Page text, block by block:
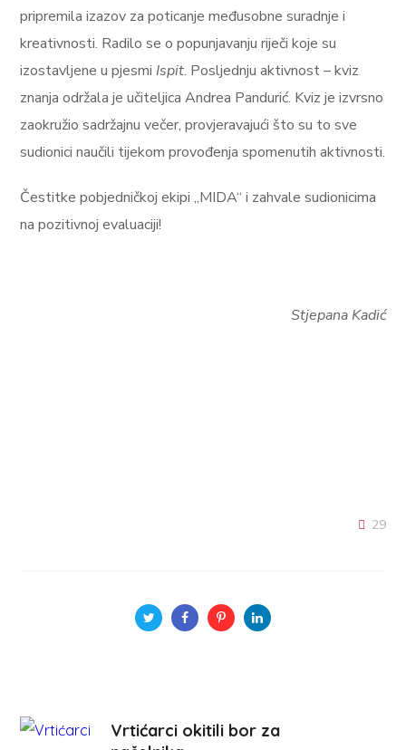
pripremila izazov za poticanje međusobne suradnje i
kreativnosti. Radilo se o popunjavanju riječi koje su
izostavljene u pjesmi Ispit. Posljednju aktivnost – kviz
znanja održala je učiteljica Andrea Pandurić. Kviz je izvrsno
zaokružio sadržajnu večer, provjeravajući što su to sve
sudionici naučili tijekom provođenja spomenutih aktivnosti.
Čestitke pobjedničkoj ekipi „MIDA“ i zahvale sudionicima
na pozitivnoj evaluaciji!
Stjepana Kadić
29
Vrtićarci okitili bor za